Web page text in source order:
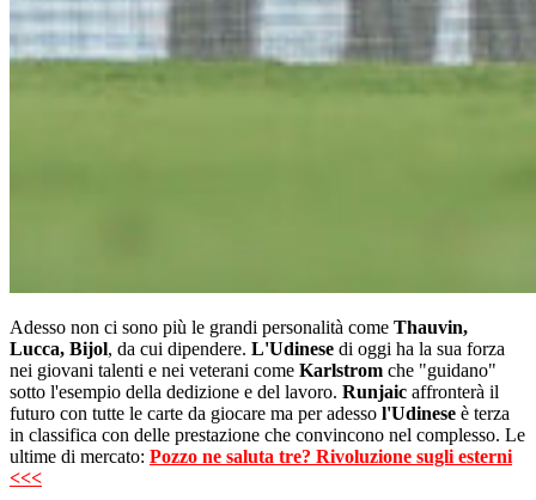
Adesso non ci sono più le grandi personalità come Thauvin,
Lucca, Bijol, da cui dipendere. L'Udinese di oggi ha la sua forza
nei giovani talenti e nei veterani come Karlstrom che "guidano"
sotto l'esempio della dedizione e del lavoro. Runjaic affronterà il
futuro con tutte le carte da giocare ma per adesso l'Udinese è terza
in classifica con delle prestazione che convincono nel complesso. Le
ultime di mercato: Pozzo ne saluta tre? Rivoluzione sugli esterni
<<<